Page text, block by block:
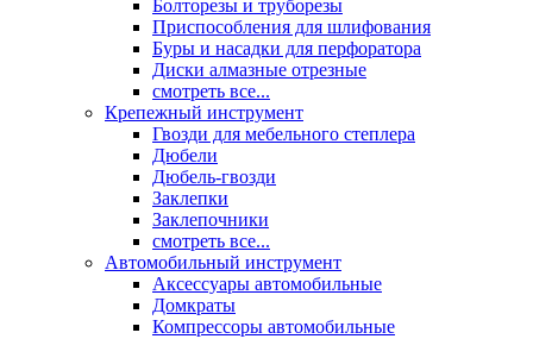
Болторезы и труборезы
Приспособления для шлифования
Буры и насадки для перфоратора
Диски алмазные отрезные
смотреть все...
Крепежный инструмент
Гвозди для мебельного степлера
Дюбели
Дюбель-гвозди
Заклепки
Заклепочники
смотреть все...
Автомобильный инструмент
Аксессуары автомобильные
Домкраты
Компрессоры автомобильные